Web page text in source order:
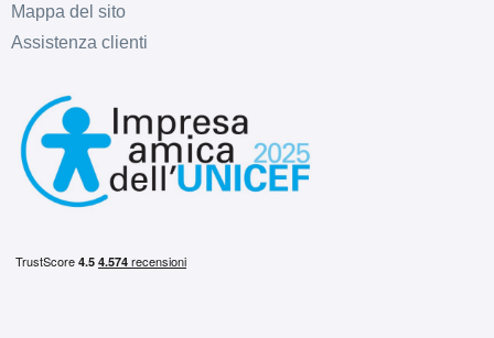
Mappa del sito
Assistenza clienti